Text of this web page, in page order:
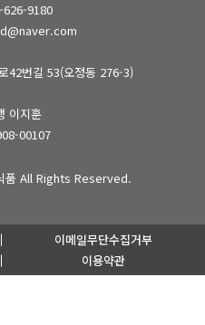
9180
42번길 53(오정동 276-3)
이지훈
00107
품 All Rights Reserved.
이용약관
이메일무단수집거부